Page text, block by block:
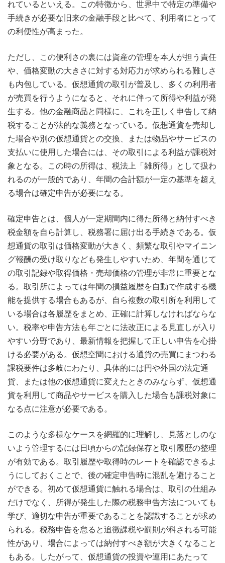
れているといえる。この特徴から、世界中で特定の準備や
手続きが必要な旧来の金融手段と比べて、利用者にとって
の利便性が高まった。
ただし、この便利さの裏には資産の管理を本人が担う責任
や、価格変動の大きさに対する対応力が求められる難しさ
も内包している。仮想通貨の取引が普及し、多くの利用者
が売買を行うようになると、それに伴って所得や利益が発
生する。他の金融商品と同様に、これを正しく申告して納
税することが法的な義務となっている。仮想通貨を売却し
た場合や別の仮想通貨との交換、または物品やサービスの
支払いに使用した場合には、その取引による利益が課税対
象となる。この時の所得は、税法上「雑所得」として扱わ
れるのが一般的であり、年間の合計額が一定の基準を超え
る場合は確定申告が必要になる。
確定申告とは、個人が一定期間内に得た所得と納付すべき
税金額を自ら計算し、税務署に届け出る手続きである。仮
想通貨の取引は価格変動が大きく、頻繁な取引やマイニン
グ報酬の受け取りなども発生しやすいため、年間を通じて
の取引記録や取得価格・売却価格の管理が非常に重要とな
る。取引所によっては年間の損益履歴を自動で作成する機
能を提供する場合もあるが、自ら複数の取引所を利用して
いる場合は各履歴をまとめ、正確に計算しなければならな
い。税率や申告方法も年ごとに法改正による見直しが入り
やすい分野であり、最新情報を把握して正しい申告を心掛
ける必要がある。仮想空間における通貨の売買にまつわる
課税要件は多岐にわたり、具体的には円や外国の法定通
貨、または他の仮想通貨に変えたときのみならず、仮想通
貨を利用して商品やサービスを購入した場合も課税対象に
なる点に注意が必要である。
このような多様なケースを網羅的に理解し、見落としのな
いよう管理するには日頃からの記録保存と取引履歴の整理
が有効である。取引履歴や取得時のレートを確認できるよ
うにしておくことで、後の確定申告時に混乱を避けること
ができる。初めて仮想通貨に触れる場合は、取引の仕組み
だけでなく、所得が発生した際の税務申告方法についても
学び、適切な申告が重要であることを認識することが求め
られる。税務申告を怠ると追徴課税や罰則が科される可能
性があり、場合によっては納付すべき額が大きくなること
もある。したがって、仮想通貨の投資や運用にあたって